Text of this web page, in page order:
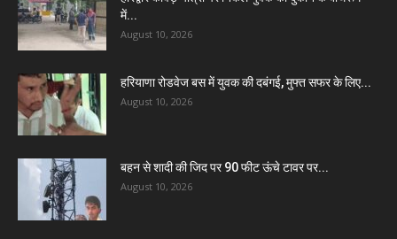
में...
August 10, 2026
हरियाणा रोडवेज बस में युवक की दबंगई, मुफ्त सफर के लिए...
August 10, 2026
बहन से शादी की जिद पर 90 फीट ऊंचे टावर पर...
August 10, 2026